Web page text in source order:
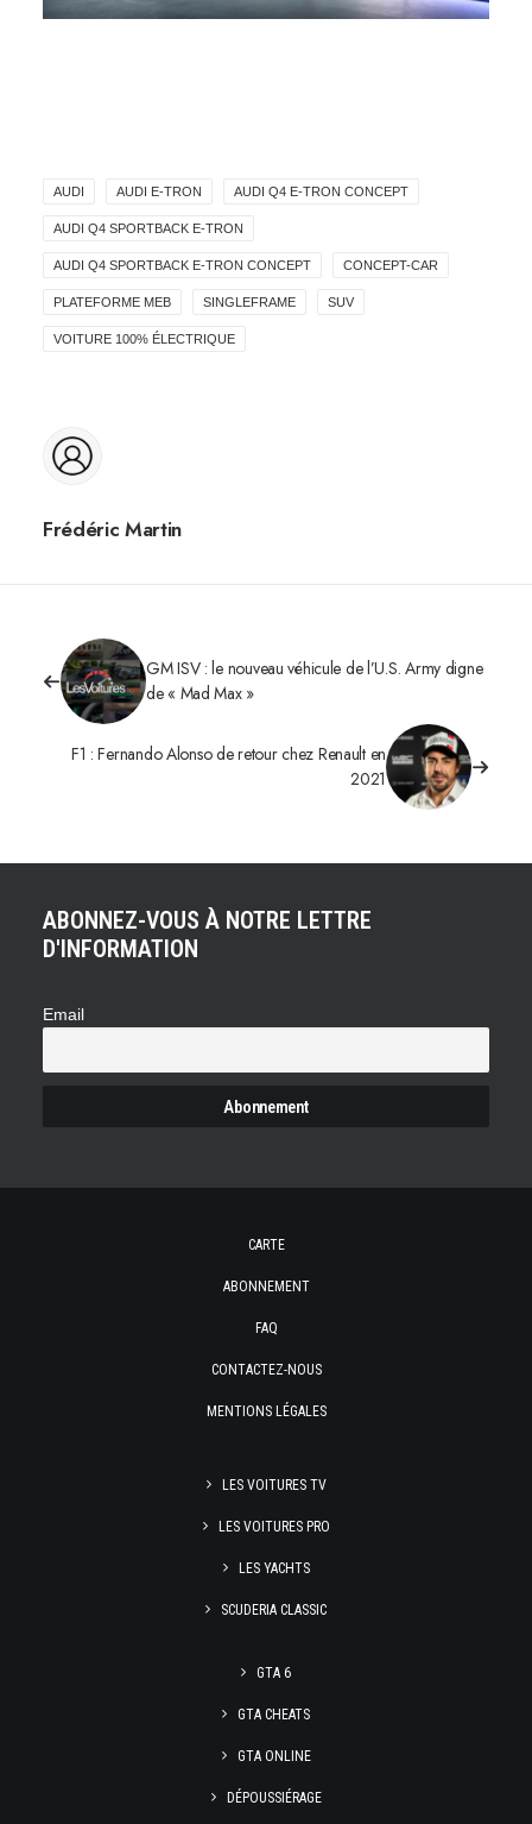
AUDI AUDI E-TRON AUDI Q4 E-TRON CONCEPT
AUDI Q4 SPORTBACK E-TRON
AUDI Q4 SPORTBACK E-TRON CONCEPT CONCEPT-CAR
PLATEFORME MEB SINGLEFRAME SUV
VOITURE 100% ÉLECTRIQUE
Frédéric Martin
GM ISV : le nouveau véhicule de l’U.S. Army digne
de « Mad Max »
F1 : Fernando Alonso de retour chez Renault en
2021
ABONNEZ-VOUS À NOTRE LETTRE
D'INFORMATION
Email
CARTE
ABONNEMENT
FAQ
CONTACTEZ-NOUS
MENTIONS LÉGALES
LES VOITURES TV
LES VOITURES PRO
LES YACHTS
SCUDERIA CLASSIC
GTA 6
GTA CHEATS
GTA ONLINE
DÉPOUSSIÉRAGE